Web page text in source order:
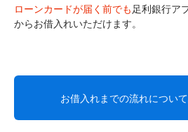
ローンカードが届く前でも足利銀行ア
からお借入れいただけます。
お借入れまでの流れについ